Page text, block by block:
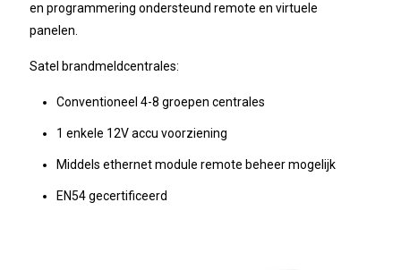
en programmering ondersteund remote en virtuele
panelen.
Satel brandmeldcentrales:
Conventioneel 4-8 groepen centrales
1 enkele 12V accu voorziening
Middels ethernet module remote beheer mogelijk
EN54 gecertificeerd